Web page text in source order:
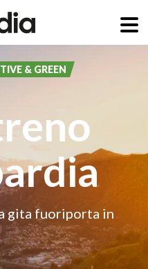
& GREEN
gita fuoriporta in